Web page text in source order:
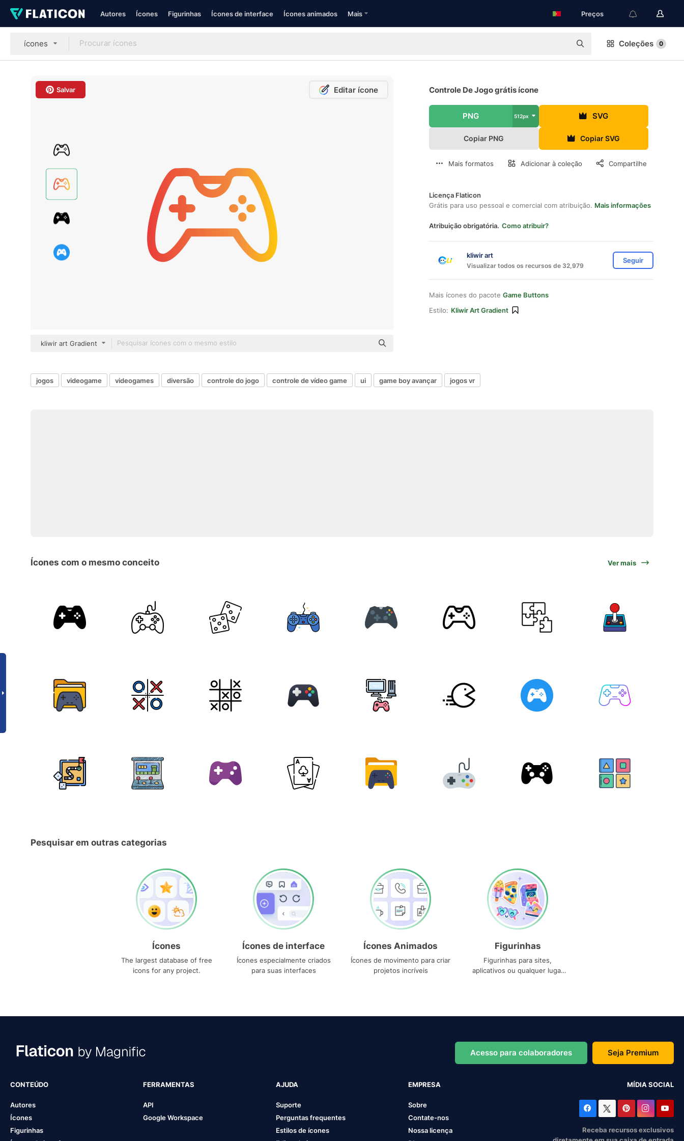
Autores Ícones Figurinhas Ícones de interface Ícones animados Mais Preços
ícones Coleções 0
Salvar Editar ícone
kliwir art Gradient
Controle De Jogo grátis ícone
PNG 512px SVG
Copiar PNG Copiar SVG
Mais formatos Adicionar à coleção Compartilhe
Licença Flaticon
Grátis para uso pessoal e comercial com atribuição. Mais informações
Atribuição obrigatória. Como atribuir?
kliwir art
Visualizar todos os recursos de 32,979
Seguir
Mais ícones do pacote Game Buttons
Estilo: Kliwir Art Gradient
jogos videogame videogames diversão controle do jogo controle de vídeo game ui game boy avançar jogos vr
Ícones com o mesmo conceito Ver mais
Pesquisar em outras categorias
Ícones
The largest database of free
icons for any project.
Ícones de interface
Ícones especialmente criados
para suas interfaces
Ícones Animados
Ícones de movimento para criar
projetos incríveis
Figurinhas
Figurinhas para sites,
aplicativos ou qualquer lugar
Acesso para colaboradores Seja Premium
CONTEÚDO
Autores
Ícones
Figurinhas
FERRAMENTAS
API
Google Workspace
AJUDA
Suporte
Perguntas frequentes
Estilos de ícones
EMPRESA
Sobre
Contate-nos
Nossa licença
MÍDIA SOCIAL
Receba recursos exclusivos